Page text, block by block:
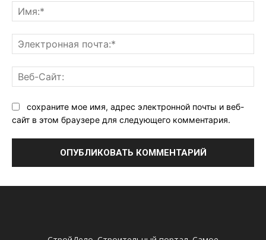
сохраните мое имя, адрес электронной почты и веб-
сайт в этом браузере для следующего комментария.